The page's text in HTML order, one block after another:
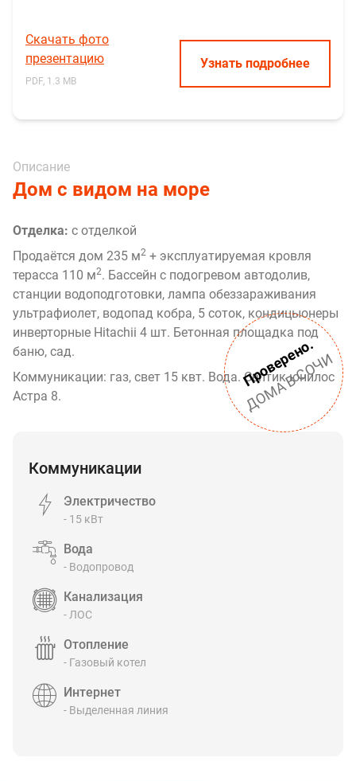
Скачать фото
презентацию
PDF, 1.3 MB
Узнать подробнее
Описание
Дом с видом на море
Отделка: с отделкой
Продаётся дом 235 м2 + эксплуатируемая кровля
терасса 110 м2. Бассейн с подогревом автодолив,
станции водоподготовки, лампа обеззараживания
ультрафиолет, водопад кобра, 5 соток, кондицыонеры
инверторные Hitachii 4 шт. Бетонная площадка под
баню, сад.
Коммуникации: газ, свет 15 квт. Вода. Септик юнилос
Астра 8.
Проверено.
ДОМА В СОЧИ
Коммуникации
Электричество
- 15 кВт
Вода
- Водопровод
Канализация
- ЛОС
Отопление
- Газовый котел
Интернет
- Выделенная линия